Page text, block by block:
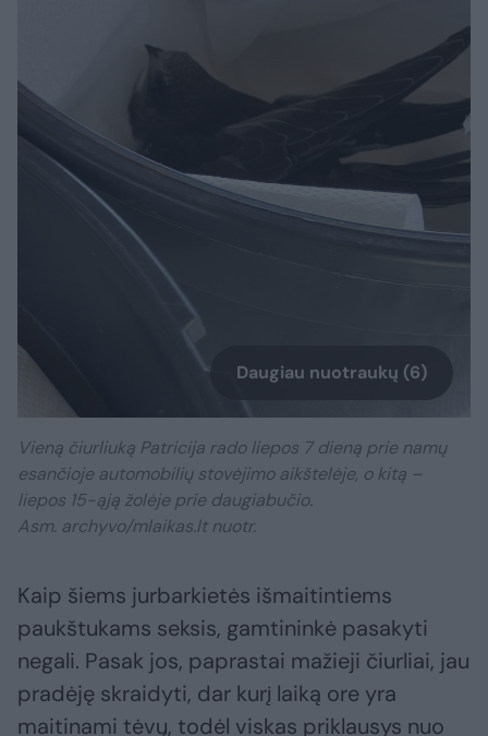
Daugiau nuotraukų (6)
Vieną čiurliuką Patricija rado liepos 7 dieną prie namų
esančioje automobilių stovėjimo aikštelėje, o kitą –
liepos 15-ąją žolėje prie daugiabučio.
Asm. archyvo/mlaikas.lt nuotr.
Kaip šiems jurbarkietės išmaitintiems
paukštukams seksis, gamtininkė pasakyti
negali. Pasak jos, paprastai mažieji čiurliai, jau
pradėję skraidyti, dar kurį laiką ore yra
maitinami tėvų, todėl viskas priklausys nuo